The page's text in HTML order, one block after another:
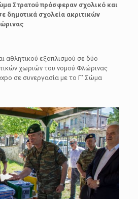
Στρατού πρόσφεραν σχολικό και
δημοτικά σχολεία ακριτικών
αθλητικού εξοπλισμού σε δύο
χωριών του νομού Φλώρινας
σε συνεργασία με το Γ’ Σώμα